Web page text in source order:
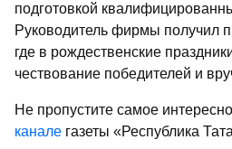
подготовкой
Руководитель фирмы получил
где в рождественские
чествование победителей и
Не пропустите самое
канале газеты «Республика